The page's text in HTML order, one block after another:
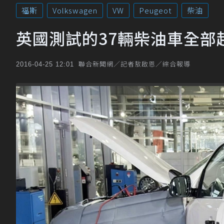
福斯 Volkswagen VW Peugeot 柴油
英國測試的37輛柴油車全部
2016-04-25 12:01 聯合新聞網／記者敖啟恩／綜合報導